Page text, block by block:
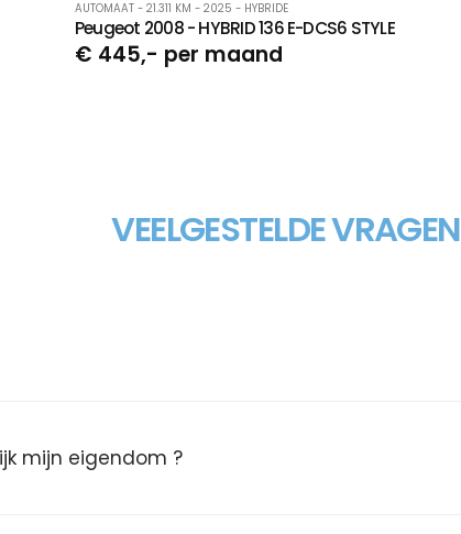
AUTOMAAT - 21.311 KM - 2025 - HYBRIDE
Peugeot 2008 - HYBRID 136 E-DCS6 STYLE
€ 445,- per maand
VEELGESTELDE VRAGEN
mijn eigendom ?